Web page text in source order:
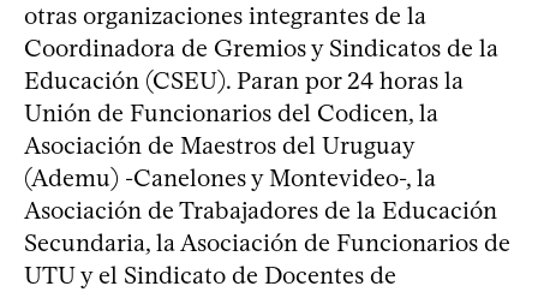
otras organizaciones integrantes de la
Coordinadora de Gremios y Sindicatos de la
Educación (CSEU). Paran por 24 horas la
Unión de Funcionarios del Codicen, la
Asociación de Maestros del Uruguay
(Ademu) -Canelones y Montevideo-, la
Asociación de Trabajadores de la Educación
Secundaria, la Asociación de Funcionarios de
UTU y el Sindicato de Docentes de